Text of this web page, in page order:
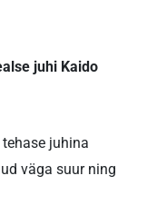
juhi Kaido
juhina
väga suur ning